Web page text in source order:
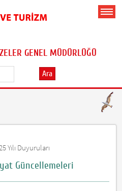
GENEL MÜDÜRLÜĞÜ
Ara
Yılı Duyuruları
Güncellemeleri